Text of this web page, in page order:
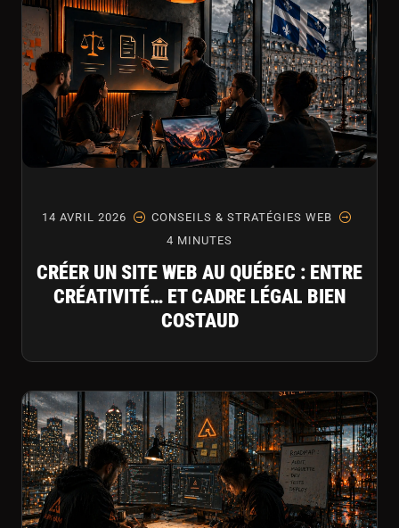
14 AVRIL 2026
CONSEILS & STRATÉGIES WEB
4 MINUTES
CRÉER UN SITE WEB AU QUÉBEC : ENTRE
CRÉATIVITÉ… ET CADRE LÉGAL BIEN
COSTAUD